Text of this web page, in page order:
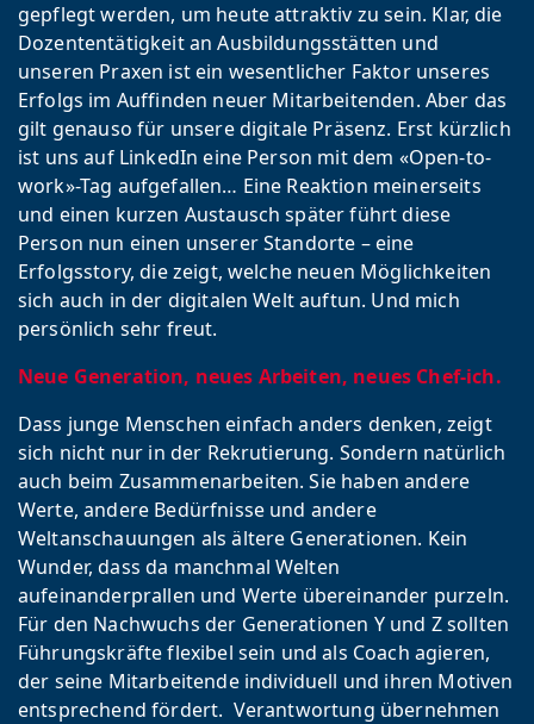
gepflegt werden, um heute attraktiv zu sein. Klar, die
Dozententätigkeit an Ausbildungsstätten und
unseren Praxen ist ein wesentlicher Faktor unseres
Erfolgs im Auffinden neuer Mitarbeitenden. Aber das
gilt genauso für unsere digitale Präsenz. Erst kürzlich
ist uns auf LinkedIn eine Person mit dem «Open-to-
work»-Tag aufgefallen… Eine Reaktion meinerseits
und einen kurzen Austausch später führt diese
Person nun einen unserer Standorte – eine
Erfolgsstory, die zeigt, welche neuen Möglichkeiten
sich auch in der digitalen Welt auftun. Und mich
persönlich sehr freut.
Neue Generation, neues Arbeiten, neues Chef-ich.
Dass junge Menschen einfach anders denken, zeigt
sich nicht nur in der Rekrutierung. Sondern natürlich
auch beim Zusammenarbeiten. Sie haben andere
Werte, andere Bedürfnisse und andere
Weltanschauungen als ältere Generationen. Kein
Wunder, dass da manchmal Welten
aufeinanderprallen und Werte übereinander purzeln.
Für den Nachwuchs der Generationen Y und Z sollten
Führungskräfte flexibel sein und als Coach agieren,
der seine Mitarbeitende individuell und ihren Motiven
entsprechend fördert. Verantwortung übernehmen